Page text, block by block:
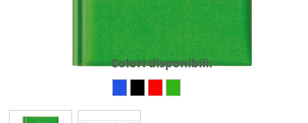
Colori disponibili: